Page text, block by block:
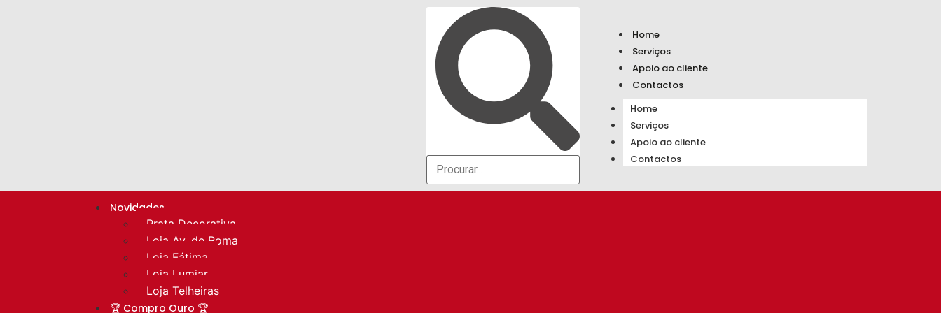
Home
Serviços
Apoio ao cliente
Contactos
Home
Serviços
Apoio ao cliente
Contactos
Novidades
Prata Decorativa
Loja Av. de Roma
Loja Fátima
Loja Lumiar
Loja Telheiras
🏆 Compro Ouro 🏆